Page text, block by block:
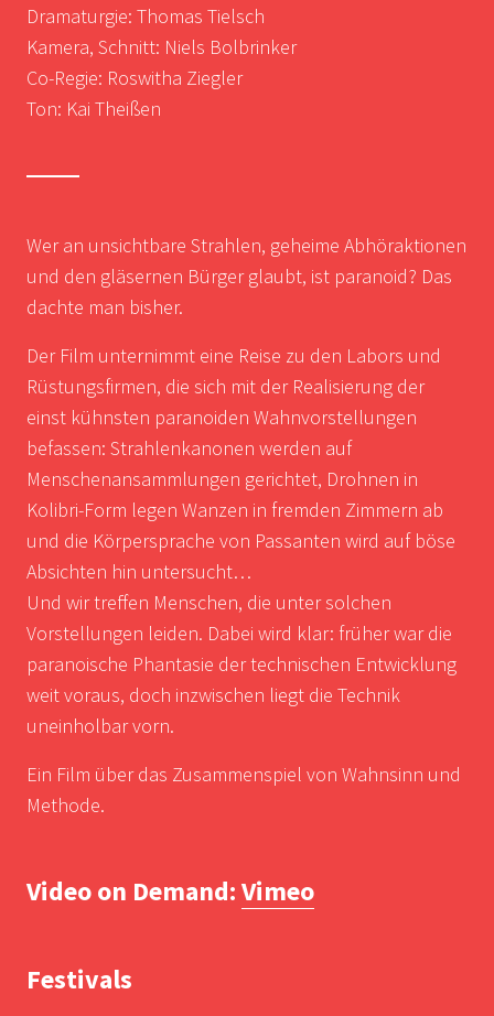
Dramaturgie: Thomas Tielsch
Kamera, Schnitt: Niels Bolbrinker
Co-Regie: Roswitha Ziegler
Ton: Kai Theißen
Wer an unsichtbare Strahlen, geheime Abhöraktionen
und den gläsernen Bürger glaubt, ist paranoid? Das
dachte man bisher.
Der Film unternimmt eine Reise zu den Labors und
Rüstungsfirmen, die sich mit der Realisierung der
einst kühnsten paranoiden Wahnvorstellungen
befassen: Strahlenkanonen werden auf
Menschenansammlungen gerichtet, Drohnen in
Kolibri-Form legen Wanzen in fremden Zimmern ab
und die Körpersprache von Passanten wird auf böse
Absichten hin untersucht…
Und wir treffen Menschen, die unter solchen
Vorstellungen leiden. Dabei wird klar: früher war die
paranoische Phantasie der technischen Entwicklung
weit voraus, doch inzwischen liegt die Technik
uneinholbar vorn.
Ein Film über das Zusammenspiel von Wahnsinn und
Methode.
Video on Demand:Vimeo
Festivals